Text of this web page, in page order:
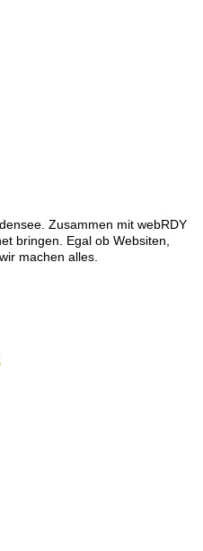
Zusammen mit webRDY
bringen. Egal ob Websiten,
machen alles.